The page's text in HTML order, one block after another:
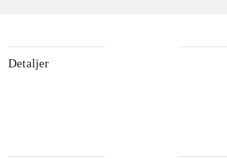
Detaljer